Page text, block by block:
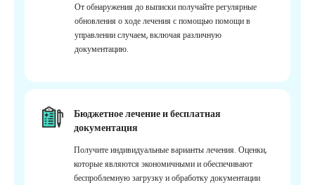
От обнаружения до выписки получайте регулярные
обновления о ходе лечения с помощью помощи в
управлении случаем, включая различную
документацию.
Бюджетное лечение и бесплатная
документация
Получите индивидуальные варианты лечения. Оценки,
которые являются экономичными и обеспечивают
беспроблемную загрузку и обработку документации